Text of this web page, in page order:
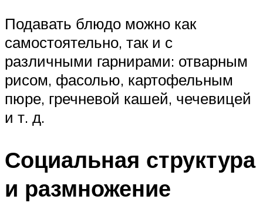
Подавать блюдо можно как
самостоятельно, так и с
различными гарнирами: отварным
рисом, фасолью, картофельным
пюре, гречневой кашей, чечевицей
и т. д.
Социальная структура
и размножение